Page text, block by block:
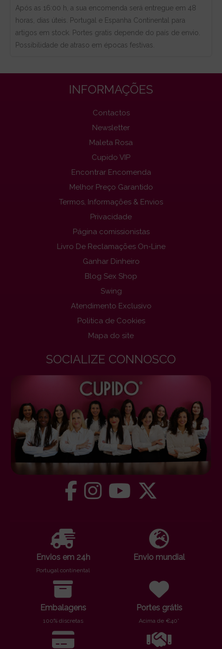
Após as 16:00 h, a sua encomenda será entregue em 48
horas, dias úteis. Portugal e Espanha Continental para
artigos em stock. Portes gratis depende do país de envio.
Possibilidade de atraso em épocas festivas.
INFORMAÇÕES
Contactos
Newsletter
Maleta Rosa
Cupido VIP
Encontrar Encomenda
Melhor Preço Garantido
Termos, Informações & Envios
Privacidade
Página comissionistas
Livro De Reclamações On-Line
Ganhar Dinheiro
Blog Sex Shop
Swing
Atendimento Exclusivo
Politica de Cookies
Mapa do site
SOCIALIZE CONNOSCO
Envios em 24h
Portugal continental
Envio mundial
Embalagens
100% discretas
Portes grátis
Acima de €40*